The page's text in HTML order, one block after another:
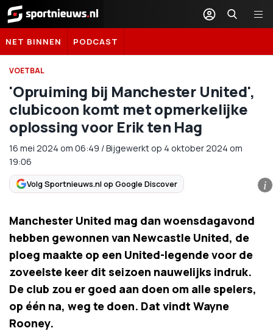
Sportnieuws.nl
NET BINNEN PODCAST
VOETBAL
'Opruiming bij Manchester United',
clubicoon komt met opmerkelijke
oplossing voor Erik ten Hag
16 mei 2024 om 06:49 /Bijgewerkt op 4 oktober 2024 om
19:06
Volg Sportnieuws.nl op Google Discover i
Manchester United mag dan woensdagavond
hebben gewonnen van Newcastle United, de
ploeg maakte op een United-legende voor de
zoveelste keer dit seizoen nauwelijks indruk.
De club zou er goed aan doen om alle spelers,
op één na, weg te doen. Dat vindt Wayne
Rooney.